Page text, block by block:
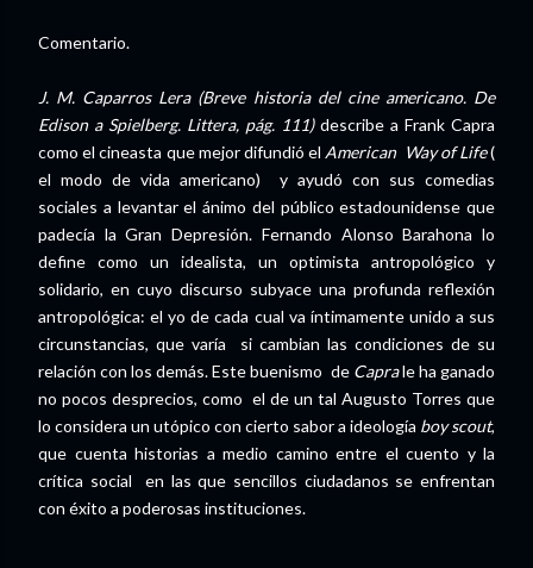
Comentario.
J. M. Caparros Lera (Breve historia del cine americano. De
Edison a Spielberg. Littera, pág. 111)describe a Frank Capra
como el cineasta que mejor difundió el American Way of Life(
el modo de vida americano) y ayudó con sus comedias
sociales a levantar el ánimo del público estadounidense que
padecía la Gran Depresión. Fernando Alonso Barahona lo
define como un idealista, un optimista antropológico y
solidario, en cuyo discurso subyace una profunda reflexión
antropológica: el yo de cada cual va íntimamente unido a sus
circunstancias, que varía si cambian las condiciones de su
relación con los demás. Este buenismo de Caprale ha ganado
no pocos desprecios, como el de un tal Augusto Torres que
lo considera un utópico con cierto sabor a ideología boy scout,
que cuenta historias a medio camino entre el cuento y la
crítica social en las que sencillos ciudadanos se enfrentan
con éxito a poderosas instituciones.